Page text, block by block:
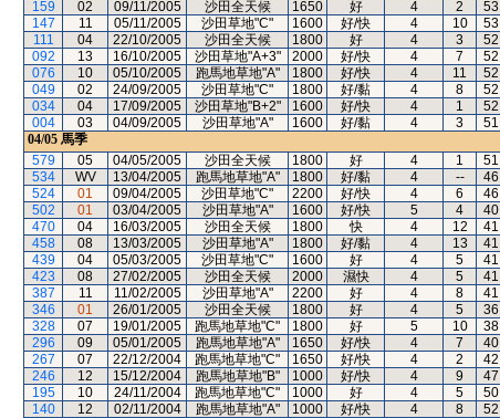
159
02 09/11/2005 沙田全天候 1650 好 4 2 53
147
11 05/11/2005 沙田草地"C" 1600 好/快 4 10 53
111
04 22/10/2005 沙田全天候 1800 好 4 3 52
092
13 16/10/2005 沙田草地"A+3" 2000 好/快 4 7 52
076
10 05/10/2005 跑馬地草地"A" 1800 好/快 4 11 52
049
02 24/09/2005 沙田草地"C" 1800 好/黏 4 8 52
034
04 17/09/2005 沙田草地"B+2" 1600 好/快 4 1 52
004
03 04/09/2005 沙田草地"A" 1600 好/黏 4 3 51
04/05 馬季
579
05 04/05/2005 沙田全天候 1800 好 4 1 51
534
WV 13/04/2005 跑馬地草地"A" 1800 好/黏 4 -- 46
524
01 09/04/2005 沙田草地"C" 2200 好/快 4 6 46
502
01 03/04/2005 沙田草地"A" 1600 好/快 5 4 40
470
04 16/03/2005 沙田全天候 1800 快 4 12 41
458
08 13/03/2005 沙田草地"A" 1800 好/黏 4 13 41
439
04 05/03/2005 沙田草地"C" 1600 好 4 5 41
423
08 27/02/2005 沙田全天候 2000 濕快 4 5 41
387
11 11/02/2005 沙田草地"A" 2200 好 4 8 41
346
01 26/01/2005 沙田全天候 1800 好 4 5 36
328
07 19/01/2005 跑馬地草地"C" 1800 好 5 10 38
296
09 05/01/2005 跑馬地草地"A" 1650 好/快 4 7 40
267
07 22/12/2004 跑馬地草地"C" 1650 好/快 4 2 42
246
12 15/12/2004 跑馬地草地"B" 1000 好/快 4 9 47
195
10 24/11/2004 跑馬地草地"C" 1000 好 4 5 50
140
12 02/11/2004 跑馬地草地"A" 1000 好/快 4 8 52